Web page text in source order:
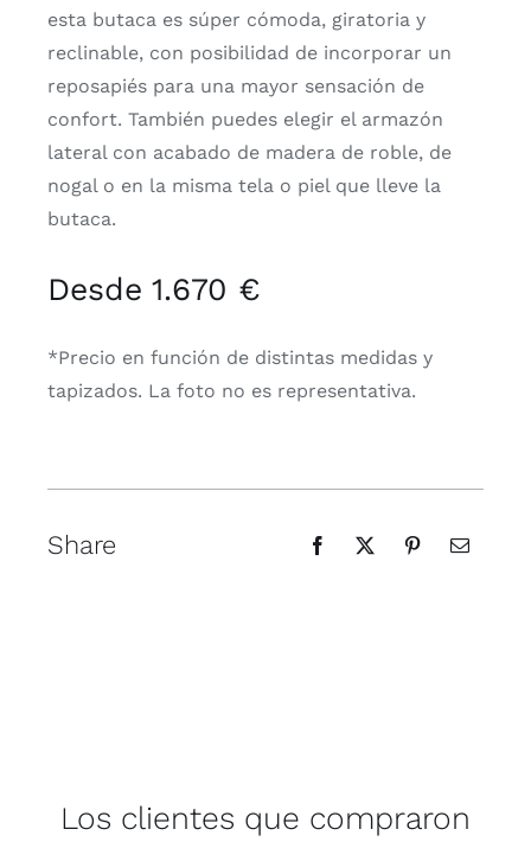
esta butaca es súper cómoda, giratoria y
reclinable, con posibilidad de incorporar un
reposapiés para una mayor sensación de
confort. También puedes elegir el armazón
lateral con acabado de madera de roble, de
nogal o en la misma tela o piel que lleve la
butaca.
Desde 1.670 €
*Precio en función de distintas medidas y
tapizados. La foto no es representativa.
Share
Los clientes que compraron